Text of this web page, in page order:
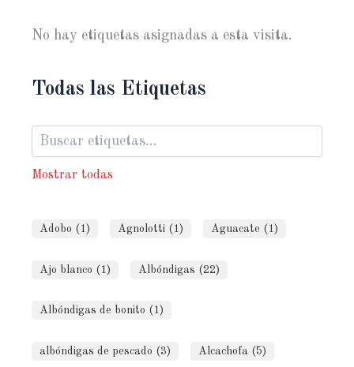
No hay etiquetas asignadas a esta visita.
Todas las Etiquetas
Mostrar todas
Adobo (1) Agnolotti (1) Aguacate (1)
Ajo blanco (1) Albóndigas (22)
Albóndigas de bonito (1)
albóndigas de pescado (3) Alcachofa (5)